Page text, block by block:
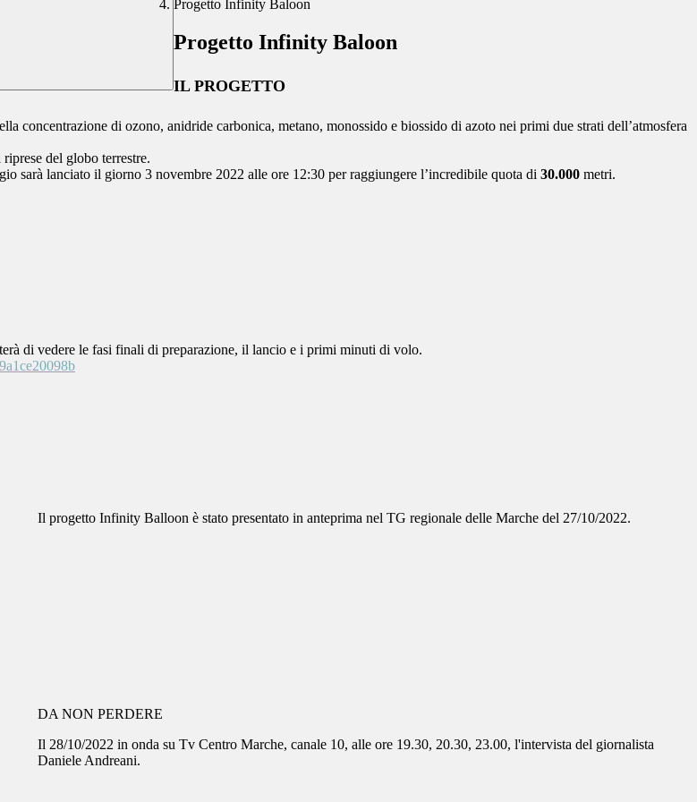
Progetto Infinity Baloon
Progetto Infinity Baloon
IL PROGETTO
concentrazione di ozono, anidride carbonica, metano, monossido e biossido di azoto nei primi due strati dell’atmosfera
del globo terrestre.
sarà lanciato il giorno 3 novembre 2022 alle ore 12:30 per raggiungere l’incredibile quota di 30.000 metri.
di vedere le fasi finali di preparazione, il lancio e i primi minuti di volo.
Il progetto Infinity Balloon è stato presentato in anteprima nel TG regionale delle Marche del 27/10/2022.
DA NON PERDERE
Il 28/10/2022 in onda su Tv Centro Marche, canale 10, alle ore 19.30, 20.30, 23.00, l'intervista del giornalista
Daniele Andreani.